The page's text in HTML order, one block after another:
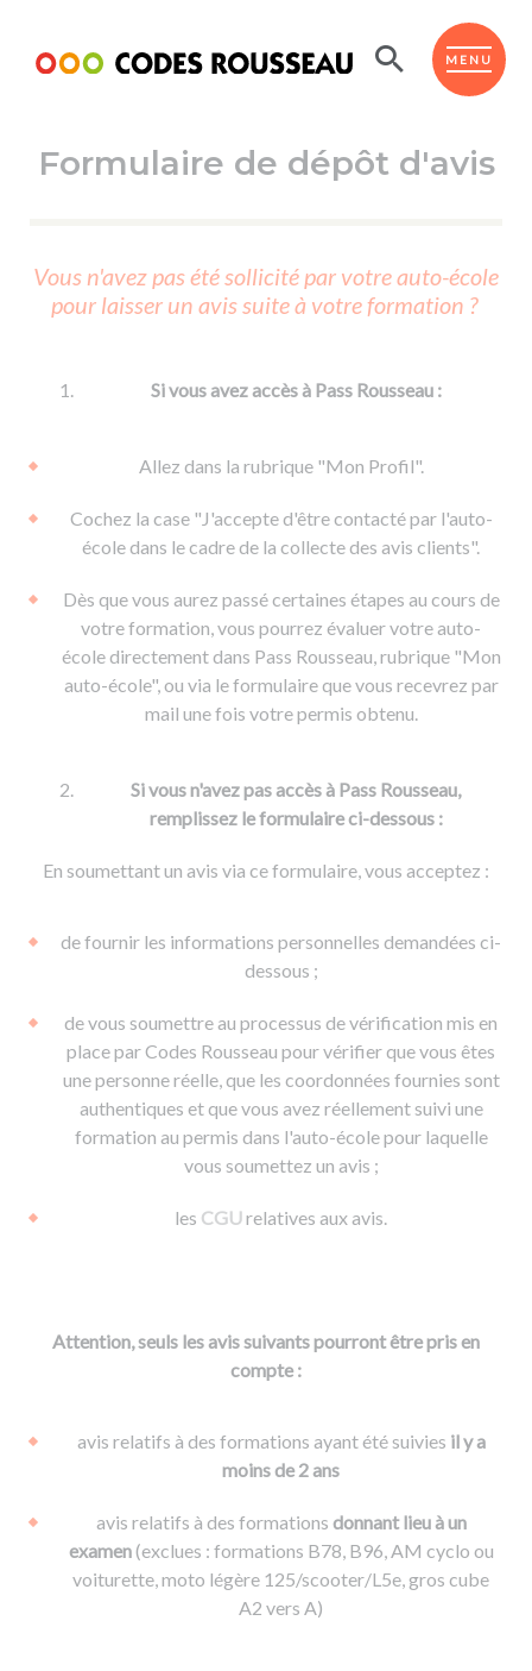
MENU
ESPACE ÉLÈVE
Code de la route
Passer l'ASSR
Réviser le code
Passer l'ETM
Permis voiture
Permis remorque
Permis & handicap
d'apprentissage
De la conduite en voiture
De la conduite à moto
Voir tous les supports
Formations pro.
Permis poids lourd
Formation FCO
Formation CACES
Devenir enseignant de la conduite
Ressources
Formulaire de dépôt d'avis
Vous n'avez pas été sollicité par votre auto-école
pour laisser un avis suite à votre formation ?
Si vous avez accès à Pass Rousseau :
Allez dans la rubrique "Mon Profil".
Cochez la case "J'accepte d'être contacté par l'auto-
école dans le cadre de la collecte des avis clients".
Dès que vous aurez passé certaines étapes au cours de
votre formation, vous pourrez évaluer votre auto-
école directement dans Pass Rousseau, rubrique "Mon
auto-école", ou via le formulaire que vous recevrez par
mail une fois votre permis obtenu.
Si vous n'avez pas accès à Pass Rousseau,
remplissez le formulaire ci-dessous :
En soumettant un avis via ce formulaire, vous acceptez :
de fournir les informations personnelles demandées ci-
dessous ;
de vous soumettre au processus de vérification mis en
place par Codes Rousseau pour vérifier que vous êtes
une personne réelle, que les coordonnées fournies sont
authentiques et que vous avez réellement suivi une
formation au permis dans l'auto-école pour laquelle
vous soumettez un avis ;
les CGUrelatives aux avis.
Attention, seuls les avis suivants pourront être pris en
compte :
avis relatifs à des formations ayant été suivies il y a
moins de 2 ans
avis relatifs à des formations donnant lieu à un
examen(exclues : formations B78, B96, AM cyclo ou
voiturette, moto légère 125/scooter/L5e, gros cube
A2 vers A)